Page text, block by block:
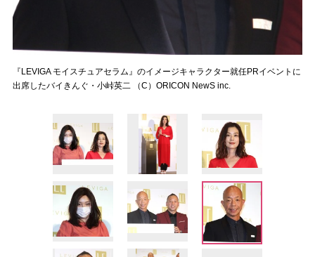
『LEVIGA モイスチュアセラム』のイメージキャラクター就任PRイベントに
出席したバイきんぐ・小峠英二 （C）ORICON NewS inc.